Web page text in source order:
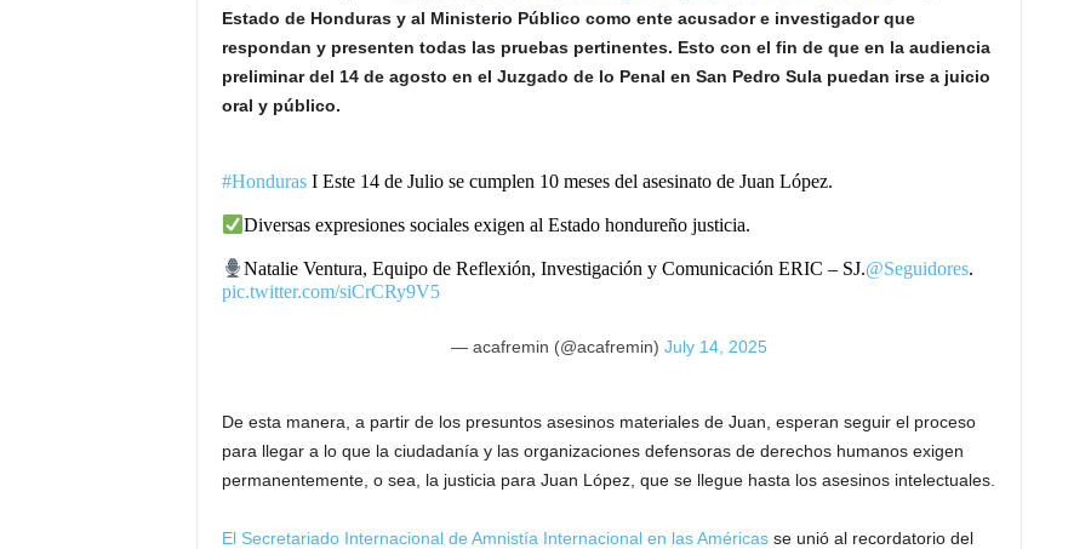
Estado de Honduras y al Ministerio Público como ente acusador e investigador que
respondan y presenten todas las pruebas pertinentes. Esto con el fin de que en la audiencia
preliminar del 14 de agosto en el Juzgado de lo Penal en San Pedro Sula puedan irse a juicio
oral y público.
#HondurasI Este 14 de Julio se cumplen 10 meses del asesinato de Juan López.
Diversas expresiones sociales exigen al Estado hondureño justicia.
Natalie Ventura, Equipo de Reflexión, Investigación y Comunicación ERIC – SJ.@Seguidores.
pic.twitter.com/siCrCRy9V5
— acafremin (@acafremin) July 14, 2025
De esta manera, a partir de los presuntos asesinos materiales de Juan, esperan seguir el proceso
para llegar a lo que la ciudadanía y las organizaciones defensoras de derechos humanos exigen
permanentemente, o sea, la justicia para Juan López, que se llegue hasta los asesinos intelectuales.
El Secretariado Internacional de Amnistía Internacional en las Américasse unió al recordatorio del